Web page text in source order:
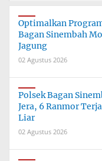
Optimalkan
Bagan Sinembah
Jagung
02 Agustus 2026
Polsek Bagan
Jera, 6 Ranmor
Liar
02 Agustus 2026